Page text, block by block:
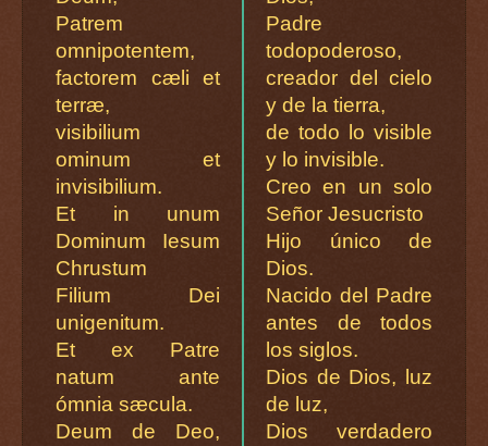
Patrem
omnipotentem,
factorem cæli et
terræ,
visibilium
ominum et
invisibilium.
Et in unum
Dominum Iesum
Chrustum
Filium Dei
unigenitum.
Et ex Patre
natum ante
ómnia sæcula.
Deum de Deo,
Padre
todopoderoso,
creador del cielo
y de la tierra,
de todo lo visible
y lo invisible.
Creo en un solo
Señor Jesucristo
Hijo único de
Dios.
Nacido del Padre
antes de todos
los siglos.
Dios de Dios, luz
de luz,
Dios verdadero